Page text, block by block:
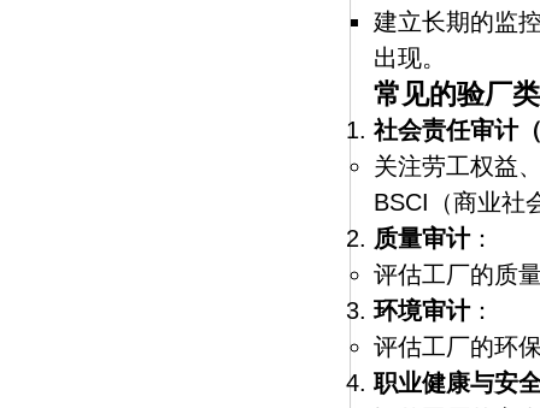
建立长期的监
出现。
常见的验厂
社会责任审计
关注劳工权益
BSCI（商业社
质量审计：
评估工厂的质
环境审计：
评估工厂的环
职业健康与安